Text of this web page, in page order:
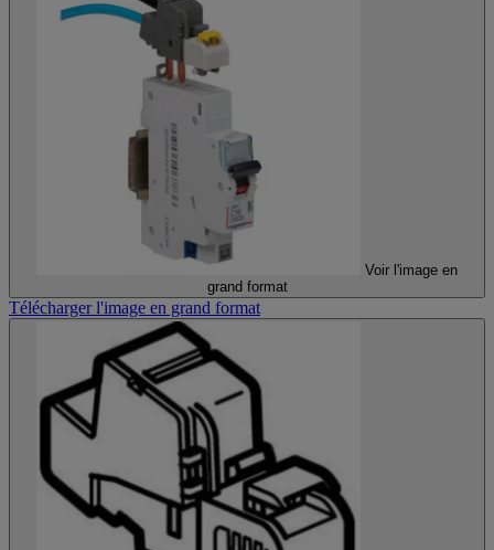
Voir l'image en
grand format
Télécharger l'image en grand format